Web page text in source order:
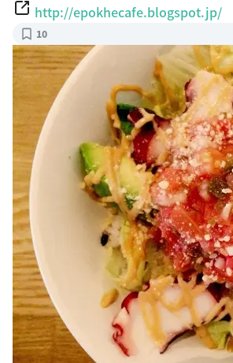
10
ビルの地下にあるお店です。看板とウ